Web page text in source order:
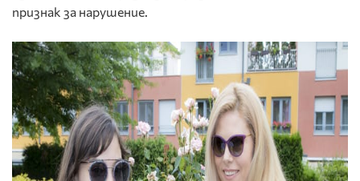
признак за нарушение.